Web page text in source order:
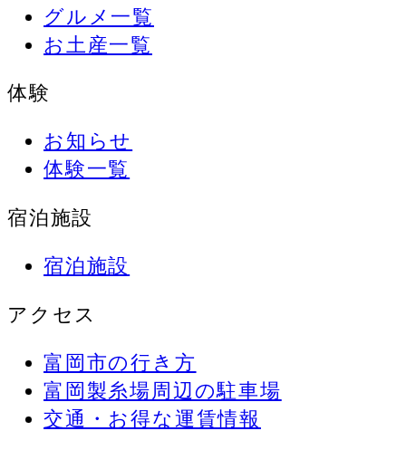
グルメ一覧
お土産一覧
体験
お知らせ
体験一覧
宿泊施設
宿泊施設
アクセス
富岡市の行き方
富岡製糸場周辺の駐車場
交通・お得な運賃情報